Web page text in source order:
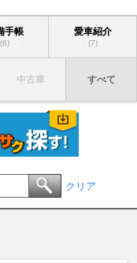
手帳
(6)
愛車紹介
(7)
中古車 すべて
クリア